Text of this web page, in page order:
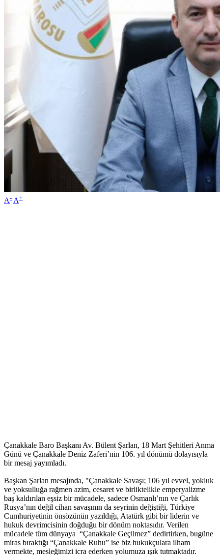
A- A+
Çanakkale Baro Başkanı Av. Bülent Şarlan, 18 Mart Şehitleri Anma
Günü ve Çanakkale Deniz Zaferi’nin 106. yıl dönümü dolayısıyla
bir mesaj yayımladı.
Başkan Şarlan mesajında, "Çanakkale Savaşı; 106 yıl evvel, yokluk
ve yoksulluğa rağmen azim, cesaret ve birliktelikle emperyalizme
baş kaldırılan eşsiz bir mücadele, sadece Osmanlı’nın ve Çarlık
Rusya’nın değil cihan savaşının da seyrinin değiştiği, Türkiye
Cumhuriyetinin önsözünün yazıldığı, Atatürk gibi bir liderin ve
hukuk devrimcisinin doğduğu bir dönüm noktasıdır. Verilen
mücadele tüm dünyaya “Çanakkale Geçilmez” dedirtirken, bugüne
miras bıraktığı “Çanakkale Ruhu” ise biz hukukçulara ilham
vermekte, mesleğimizi icra ederken yolumuza ışık tutmaktadır.